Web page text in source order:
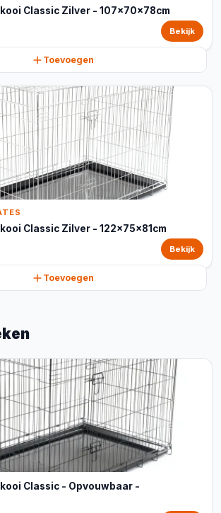
Classic Zilver - 107x70x78cm
Bekijk
Toevoegen
Classic Zilver - 122x75x81cm
Bekijk
Toevoegen
Classic - Opvouwbaar -